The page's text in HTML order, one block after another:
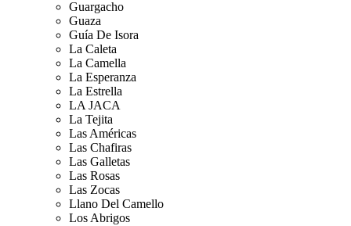
Guargacho
Guaza
Guía De Isora
La Caleta
La Camella
La Esperanza
La Estrella
LA JACA
La Tejita
Las Américas
Las Chafiras
Las Galletas
Las Rosas
Las Zocas
Llano Del Camello
Los Abrigos